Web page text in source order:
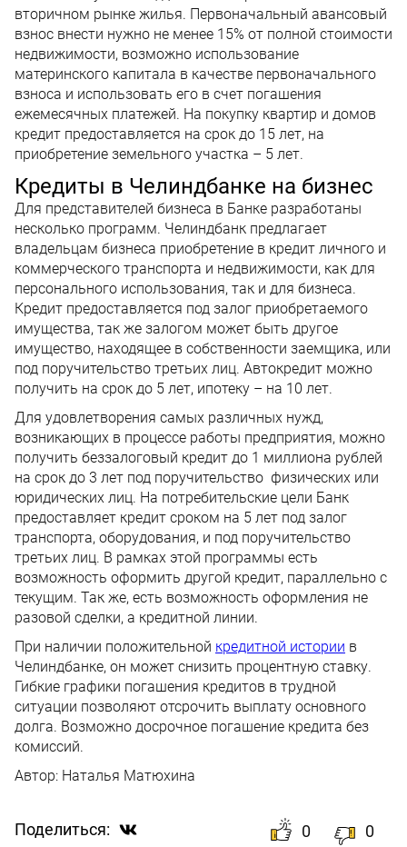
вторичном рынке жилья. Первоначальный авансовый
взнос внести нужно не менее 15% от полной стоимости
недвижимости, возможно использование
материнского капитала в качестве первоначального
взноса и использовать его в счет погашения
ежемесячных платежей. На покупку квартир и домов
кредит предоставляется на срок до 15 лет, на
приобретение земельного участка – 5 лет.
Кредиты в Челиндбанке на бизнес
Для представителей бизнеса в Банке разработаны
несколько программ. Челиндбанк предлагает
владельцам бизнеса приобретение в кредит личного и
коммерческого транспорта и недвижимости, как для
персонального использования, так и для бизнеса.
Кредит предоставляется под залог приобретаемого
имущества, так же залогом может быть другое
имущество, находящее в собственности заемщика, или
под поручительство третьих лиц. Автокредит можно
получить на срок до 5 лет, ипотеку – на 10 лет.
Для удовлетворения самых различных нужд,
возникающих в процессе работы предприятия, можно
получить беззалоговый кредит до 1 миллиона рублей
на срок до 3 лет под поручительство физических или
юридических лиц. На потребительские цели Банк
предоставляет кредит сроком на 5 лет под залог
транспорта, оборудования, и под поручительство
третьих лиц. В рамках этой программы есть
возможность оформить другой кредит, параллельно с
текущим. Так же, есть возможность оформления не
разовой сделки, а кредитной линии.
При наличии положительной кредитной истории в
Челиндбанке, он может снизить процентную ставку.
Гибкие графики погашения кредитов в трудной
ситуации позволяют отсрочить выплату основного
долга. Возможно досрочное погашение кредита без
комиссий.
Автор: Наталья Матюхина
Поделиться: 0 0